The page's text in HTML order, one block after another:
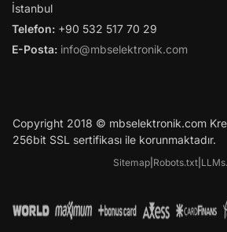
İstanbul
Telefon: +90 532 517 70 29
E-Posta: info@mbselektronik.com
Copyright 2018 © mbselektronik.com
256bit SSL sertifikası ile korunmaktadır.
Sitemap| Robots.txt|